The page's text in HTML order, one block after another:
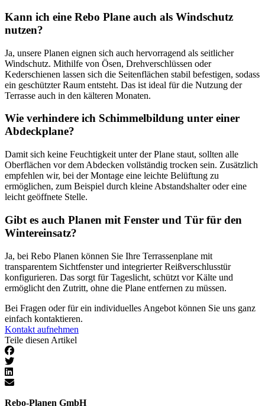
Kann ich eine Rebo Plane auch als Windschutz
nutzen?
Ja, unsere Planen eignen sich auch hervorragend als seitlicher
Windschutz. Mithilfe von Ösen, Drehverschlüssen oder
Kederschienen lassen sich die Seitenflächen stabil befestigen, sodass
ein geschützter Raum entsteht. Das ist ideal für die Nutzung der
Terrasse auch in den kälteren Monaten.
Wie verhindere ich Schimmelbildung unter einer
Abdeckplane?
Damit sich keine Feuchtigkeit unter der Plane staut, sollten alle
Oberflächen vor dem Abdecken vollständig trocken sein. Zusätzlich
empfehlen wir, bei der Montage eine leichte Belüftung zu
ermöglichen, zum Beispiel durch kleine Abstandshalter oder eine
leicht geöffnete Stelle.
Gibt es auch Planen mit Fenster und Tür für den
Wintereinsatz?
Ja, bei Rebo Planen können Sie Ihre Terrassenplane mit
transparentem Sichtfenster und integrierter Reißverschlusstür
konfigurieren. Das sorgt für Tageslicht, schützt vor Kälte und
ermöglicht den Zutritt, ohne die Plane entfernen zu müssen.
Bei Fragen oder für ein individuelles Angebot können Sie uns ganz
einfach kontaktieren.
Kontakt aufnehmen
Teile diesen Artikel
Rebo-Planen GmbH